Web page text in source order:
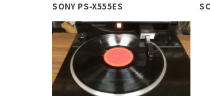
SONY PS-X555ES